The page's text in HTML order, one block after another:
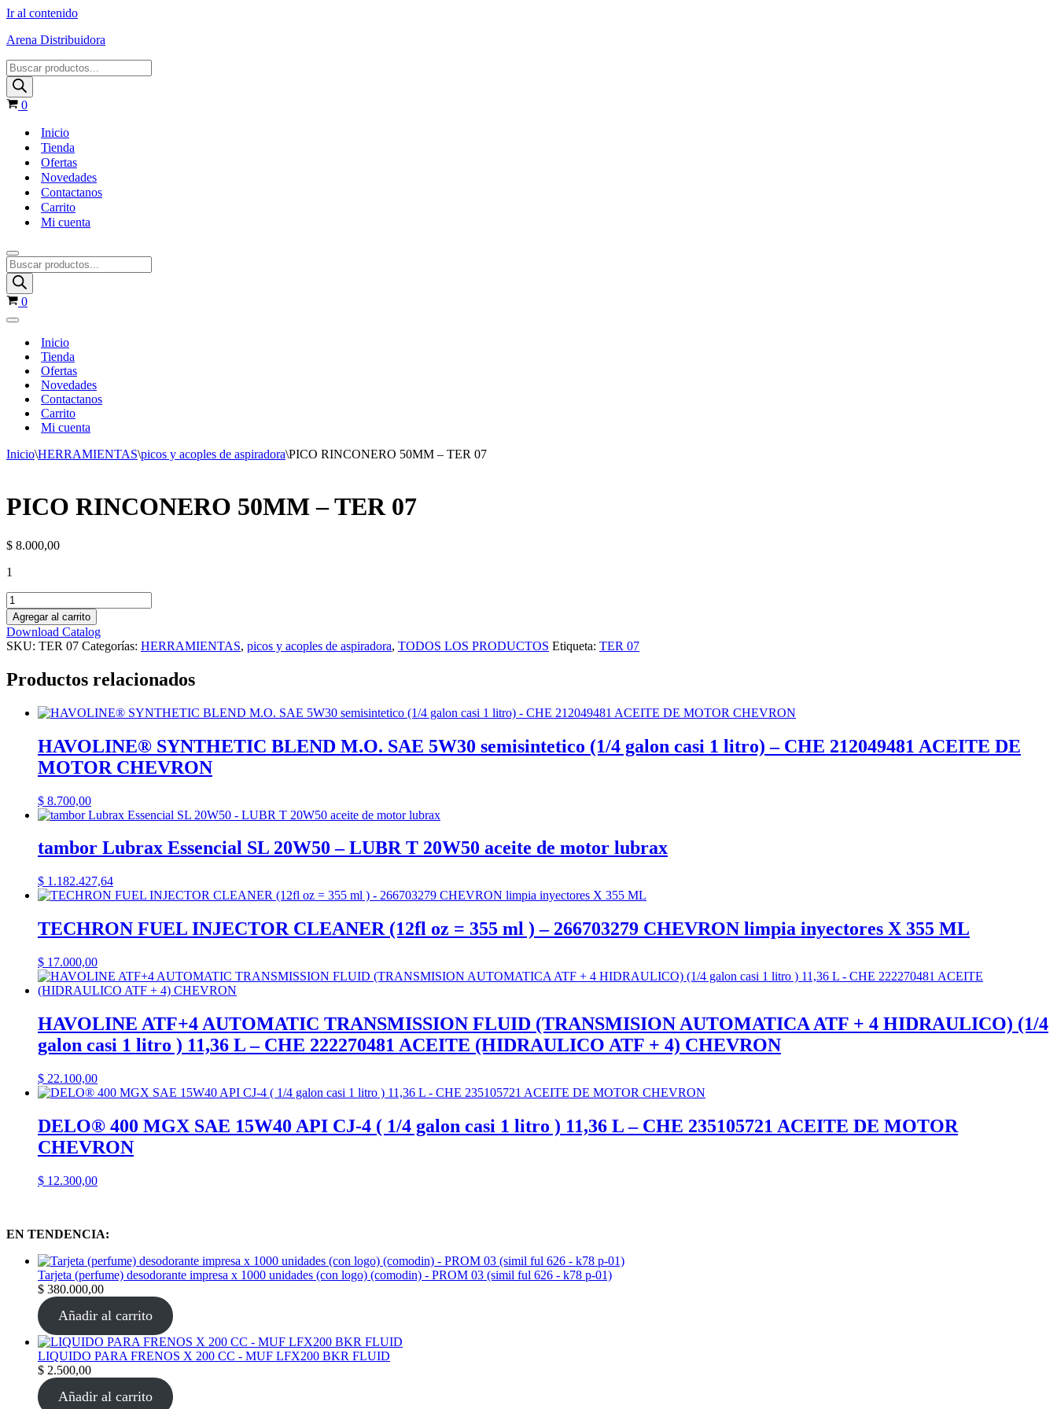
Ir al contenido
Arena Distribuidora
Products
search
Carrito
0
Inicio
Tienda
Ofertas
Novedades
Contactanos
Carrito
Mi cuenta
Menú
de
navegación
Products
search
Carrito
0
Menú
navegación
Inicio
Tienda
Ofertas
Novedades
Contactanos
Carrito
Mi cuenta
Inicio\HERRAMIENTAS\picos y acoples de aspiradora\PICO RINCONERO 50MM – TER 07
PICO RINCONERO 50MM – TER 07
$ 8.000,00
1
PICO
RINCONERO
50MM
-
TER
cantidad
Agregar al carrito
Download Catalog
SKU: TER 07 Categorías: HERRAMIENTAS, picos y acoples de aspiradora, TODOS LOS PRODUCTOS Etiqueta: TER 07
Productos relacionados
HAVOLINE® SYNTHETIC BLEND M.O. SAE 5W30 semisintetico (1/4 galon casi 1 litro) – CHE 212049481 ACEITE DE
MOTOR CHEVRON
$ 8.700,00
tambor Lubrax Essencial SL 20W50 – LUBR T 20W50 aceite de motor lubrax
$ 1.182.427,64
TECHRON FUEL INJECTOR CLEANER (12fl oz = 355 ml ) – 266703279 CHEVRON limpia inyectores X 355 ML
$ 17.000,00
HAVOLINE ATF+4 AUTOMATIC TRANSMISSION FLUID (TRANSMISION AUTOMATICA ATF + 4 HIDRAULICO) (1/4
galon casi 1 litro ) 11,36 L – CHE 222270481 ACEITE (HIDRAULICO ATF + 4) CHEVRON
$ 22.100,00
DELO® 400 MGX SAE 15W40 API CJ-4 ( 1/4 galon casi 1 litro ) 11,36 L – CHE 235105721 ACEITE DE MOTOR
CHEVRON
$ 12.300,00
EN TENDENCIA:
Tarjeta (perfume) desodorante impresa x 1000 unidades (con logo) (comodin) - PROM 03 (simil ful 626 - k78 p-01)
$ 380.000,00
Añadir al carrito
LIQUIDO PARA FRENOS X 200 CC - MUF LFX200 BKR FLUID
$ 2.500,00
Añadir al carrito